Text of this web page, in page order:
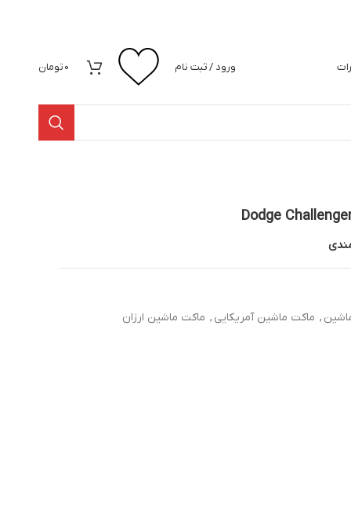
ورود / ثبت نام 0تومان
, ماکت ماشین آمریکایی , ماکت ماشین ارزان